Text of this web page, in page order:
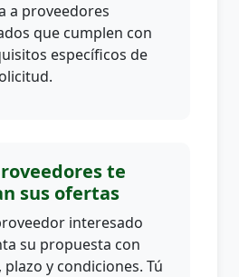
a proveedores
que cumplen con
específicos de
te
sus ofertas
interesado
su propuesta con
plazo y condiciones. Tú